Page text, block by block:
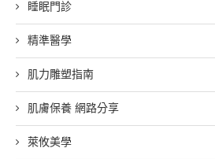
睡眠門診
精準醫學
肌力雕塑指南
肌膚保養 網路分享
萊攸美學